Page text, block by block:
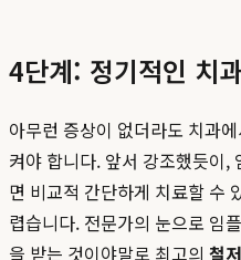
4단계: 정기적인 치
아무런 증상이 없더라도 치과
켜야 합니다. 앞서 강조했듯이,
면 비교적 간단하게 치료할 수
렵습니다. 전문가의 눈으로 임
을 받는 것이야말로 최고의 철